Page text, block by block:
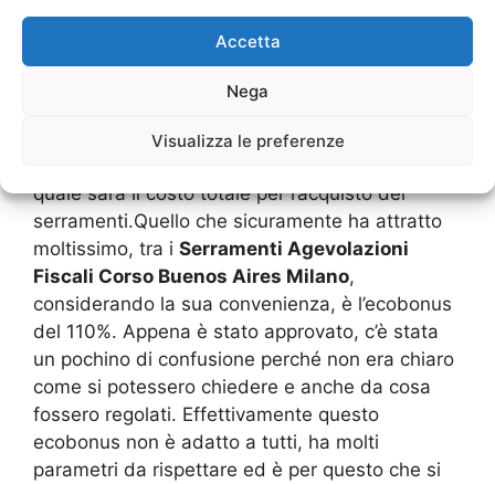
Accetta
Nega
Visualizza le preferenze
invece sono state prorogate fino ad aprile 2021.
Ciò vuol dire che si ha ancora del tempo utile
su quali sono le caratteristiche che riguardano
quale sarà il costo totale per l’acquisto dei
serramenti.Quello che sicuramente ha attratto
moltissimo, tra i Serramenti Agevolazioni
Fiscali Corso Buenos Aires Milano,
considerando la sua convenienza, è l’ecobonus
del 110%. Appena è stato approvato, c’è stata
un pochino di confusione perché non era chiaro
come si potessero chiedere e anche da cosa
fossero regolati. Effettivamente questo
ecobonus non è adatto a tutti, ha molti
parametri da rispettare ed è per questo che si